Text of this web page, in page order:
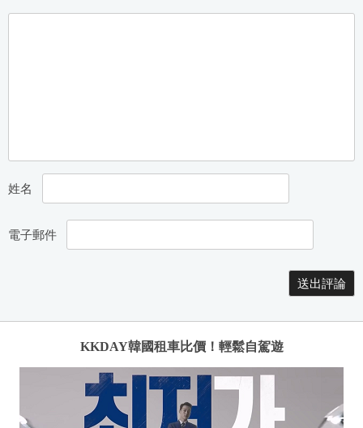
姓名
電子郵件
KKDAY韓國租車比價！輕鬆自駕遊